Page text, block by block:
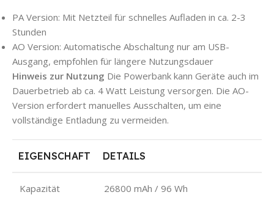
PA Version: Mit Netzteil für schnelles Aufladen in ca. 2-3
Stunden
AO Version: Automatische Abschaltung nur am USB-
Ausgang, empfohlen für längere Nutzungsdauer
Hinweis zur Nutzung Die Powerbank kann Geräte auch im
Dauerbetrieb ab ca. 4 Watt Leistung versorgen. Die AO-
Version erfordert manuelles Ausschalten, um eine
vollständige Entladung zu vermeiden.
EIGENSCHAFT DETAILS
Kapazität 26800 mAh / 96 Wh